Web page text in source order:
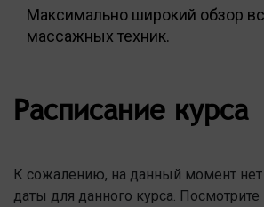
Максимально широкий обзор
массажных техник.
Расписание курса
К сожалению, на данный момент нет
даты для данного курса. Посмотрите